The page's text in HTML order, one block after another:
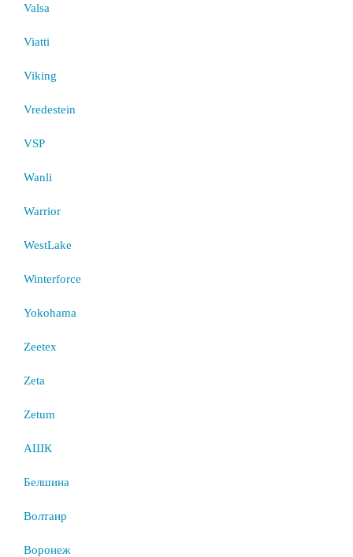
Valsa
Viatti
Viking
Vredestein
VSP
Wanli
Warrior
WestLake
Winterforce
Yokohama
Zeetex
Zeta
Zetum
АШК
Белшина
Волтаир
Воронеж